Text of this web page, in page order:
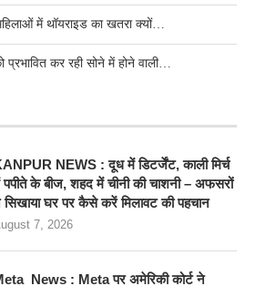
में थॉयराइड का खतरा क्यों…
कर रही सोने में होने वाली…
NEWS : दूध में डिटर्जेंट, काली मिर्च
पपीते के बीज, शहद में चीनी की चाशनी – अफसरों
सिखाया घर पर कैसे करें मिलावट की पहचान
7, 2026
News : Meta पर अमेरिकी कोर्ट ने